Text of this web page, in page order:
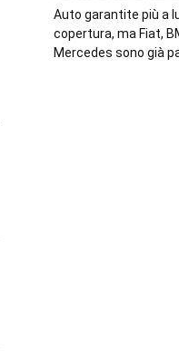
Auto garantite più a
copertura, ma Fiat,
Mercedes sono già